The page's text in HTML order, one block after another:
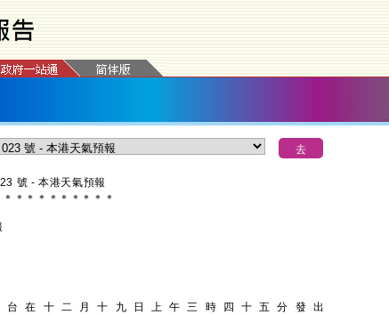
號 - 本港天氣預報
＊ ＊ ＊ ＊ ＊ ＊ ＊ ＊ ＊ ＊
台 在 十 二 月 十 九 日 上 午 三 時 四 十 五 分 發 出